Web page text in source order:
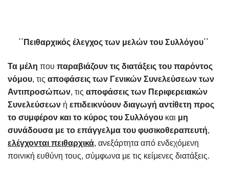
΄΄Πειθαρχικός έλεγχος των μελών του Συλλόγου΄΄
Τα μέλη που παραβιάζουν τις διατάξεις του παρόντος
νόμου, τις αποφάσεις των Γενικών Συνελεύσεων των
Αντιπροσώπων, τις αποφάσεις των Περιφερειακών
Συνελεύσεων ή επιδεικνύουν διαγωγή αντίθετη προς
το συμφέρον και το κύρος του Συλλόγου και μη
συνάδουσα με το επάγγελμα του φυσικοθεραπευτή,
ελέγχονται πειθαρχικά, ανεξάρτητα από ενδεχόμενη
ποινική ευθύνη τους, σύμφωνα με τις κείμενες διατάξεις.